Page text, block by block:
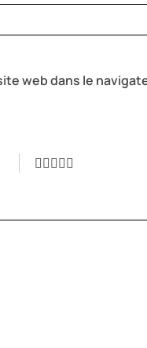
web dans le